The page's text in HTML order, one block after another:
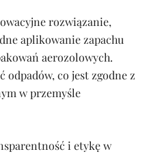
rozwiązanie,
aplikowanie zapachu
aerozolowych.
co jest zgodne z
w przemyśle
i etykę w